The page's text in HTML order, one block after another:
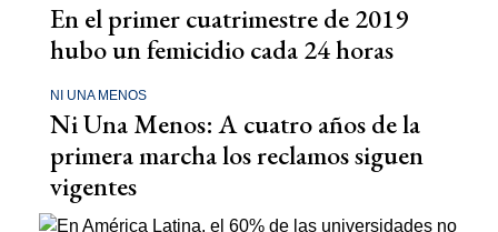
En el primer cuatrimestre de 2019
hubo un femicidio cada 24 horas
NI UNA MENOS
Ni Una Menos: A cuatro años de la
primera marcha los reclamos siguen
vigentes